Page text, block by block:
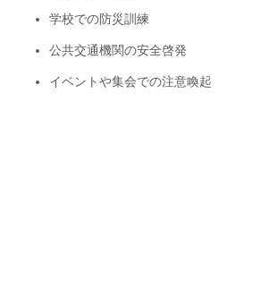
学校での防災訓練
公共交通機関の安全啓発
イベントや集会での注意喚起